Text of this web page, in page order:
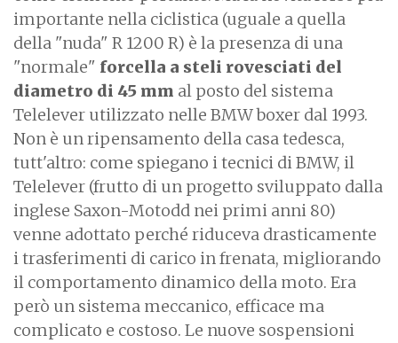
importante nella ciclistica (uguale a quella
della "nuda" R 1200 R) è la presenza di una
"normale" forcella a steli rovesciati del
diametro di 45 mm al posto del sistema
Telelever utilizzato nelle BMW boxer dal 1993.
Non è un ripensamento della casa tedesca,
tutt'altro: come spiegano i tecnici di BMW, il
Telelever (frutto di un progetto sviluppato dalla
inglese Saxon-Motodd nei primi anni 80)
venne adottato perché riduceva drasticamente
i trasferimenti di carico in frenata, migliorando
il comportamento dinamico della moto. Era
però un sistema meccanico, efficace ma
complicato e costoso. Le nuove sospensioni